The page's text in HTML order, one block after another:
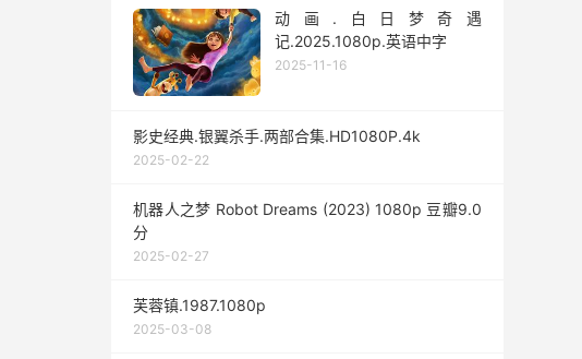
动画.白日梦奇遇
记.2025.1080p.英语中字
2025-11-16
影史经典.银翼杀手.两部合集.HD1080P.4k
2025-02-22
机器人之梦 Robot Dreams (2023) 1080p 豆瓣9.0
分
2025-02-27
芙蓉镇.1987.1080p
2025-03-08